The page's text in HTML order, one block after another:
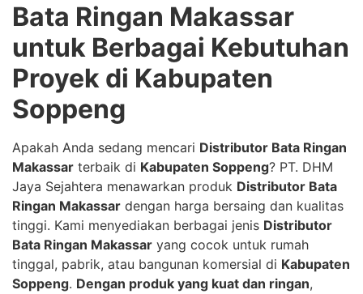
Bata Ringan Makassar
untuk Berbagai Kebutuhan
Proyek di Kabupaten
Soppeng
Apakah Anda sedang mencari Distributor Bata Ringan
Makassar terbaik di Kabupaten Soppeng? PT. DHM
Jaya Sejahtera menawarkan produk Distributor Bata
Ringan Makassar dengan harga bersaing dan kualitas
tinggi. Kami menyediakan berbagai jenis Distributor
Bata Ringan Makassar yang cocok untuk rumah
tinggal, pabrik, atau bangunan komersial di Kabupaten
Soppeng. Dengan produk yang kuat dan ringan,